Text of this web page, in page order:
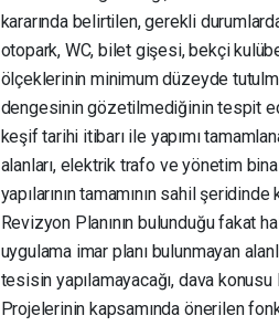
kararında belirtilen, gerekli
otopark, WC, bilet gişesi, bekçi
ölçeklerinin minimum düzeyde
dengesinin gözetilmediğinin tespit
keşif tarihi itibarı ile yapımı
alanları, elektrik trafo ve yönetim
yapılarının tamamının sahil
Revizyon Planının bulunduğu fakat
uygulama imar planı bulunmayan
tesisin yapılamayacağı, dava
Projelerinin kapsamında önerilen